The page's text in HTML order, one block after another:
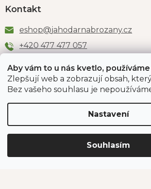
Aby vám to u nás kvetlo,
Zlepšují web a zobrazují obsah,
Bez vašeho souhlasu je
Nastavení
Souhlasím
Kontakt
eshop@jahodarnabrozany.cz
+420 477 477 057
Odběr newsletteru
PŘIHLÁSIT SE